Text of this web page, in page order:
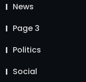
News
Page 3
Politics
Social